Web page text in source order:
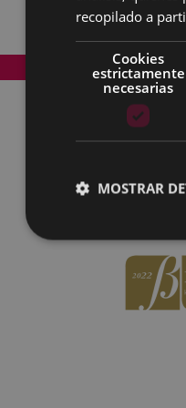
Mapa del Sitio
recopilado a
Cookies
estrictamente
necesarias
MOSTRAR